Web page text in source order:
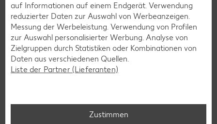
denn es geht auch ohne. Unsere laktosefreien Rezepte
bringen Vielfalt auf den Tisch – für große und kleine
auf Informationen auf einem Endgerät. Verwendung
reduzierter Daten zur Auswahl von Werbeanzeigen.
Messung der Werbeleistung. Verwendung von Profilen
zur Auswahl personalisierter Werbung. Analyse von
Zielgruppen durch Statistiken oder Kombinationen von
Daten aus verschiedenen Quellen.
Liste der Partner (Lieferanten)
Zustimmen